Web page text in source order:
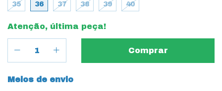
35 36 37 38 39 40
Atenção, última peça!
Entregas para o CEP:
Meios de envio